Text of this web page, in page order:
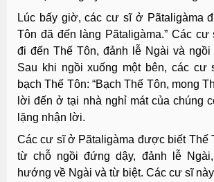
Lúc bấy giờ, các cư sĩ ở Pãtaligàma
Tôn đã đến làng Pãtaligàma.” Các cư
đi đến Thế Tôn, đảnh lễ Ngài và ngồi
Sau khi ngồi xuống một bên, các cư
bạch Thế Tôn: “Bạch Thế Tôn, mong
lời đến ở tại nhà nghỉ mát của chúng
lặng nhận lời.
Các cư sĩ ở Pãtaligàma được biết Thế
từ chỗ ngồi đứng dậy, đảnh lễ
hướng về Ngài và từ biệt. Các cư sĩ